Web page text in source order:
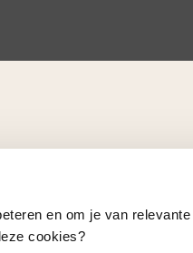
en om je van relevante
cookies?